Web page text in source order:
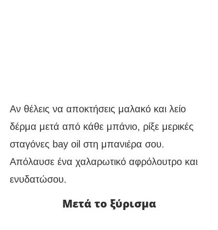
Αν θέλεις να αποκτήσεις μαλακό και λείο
δέρμα μετά από κάθε μπάνιο, ρίξε μερικές
σταγόνες bay oil στη μπανιέρα σου.
Απόλαυσε ένα χαλαρωτικό αφρόλουτρο και
ενυδατώσου.
Μετά το ξύρισμα